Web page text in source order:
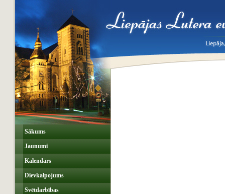
Sākums
Jaunumi
Kalendārs
Dievkalpojums
Svētdarbības